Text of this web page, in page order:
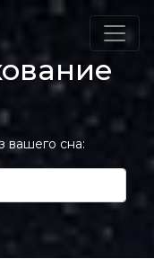
вашего сна: